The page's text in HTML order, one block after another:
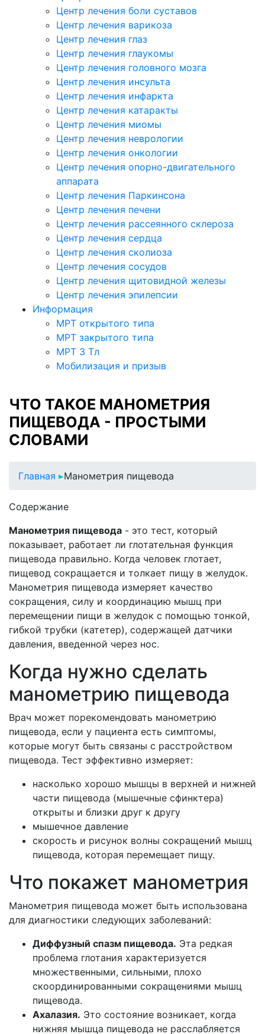
Центр лечения боли суставов
Центр лечения варикоза
Центр лечения глаз
Центр лечения глаукомы
Центр лечения головного мозга
Центр лечения инсульта
Центр лечения инфаркта
Центр лечения катаракты
Центр лечения миомы
Центр лечения неврологии
Центр лечения онкологии
Центр лечения опорно-двигательного
аппарата
Центр лечения Паркинсона
Центр лечения печени
Центр лечения рассеянного склероза
Центр лечения сердца
Центр лечения сколиоза
Центр лечения сосудов
Центр лечения щитовидной железы
Центр лечения эпилепсии
Информация
МРТ открытого типа
МРТ закрытого типа
МРТ 3 Тл
Мобилизация и призыв
ЧТО ТАКОЕ МАНОМЕТРИЯ
ПИЩЕВОДА - ПРОСТЫМИ
СЛОВАМИ
Главная Манометрия пищевода
Содержание
Манометрия пищевода - это тест, который
показывает, работает ли глотательная функция
пищевода правильно. Когда человек глотает,
пищевод сокращается и толкает пищу в желудок.
Манометрия пищевода измеряет качество
сокращения, силу и координацию мышц при
перемещении пищи в желудок с помощью тонкой,
гибкой трубки (катетер), содержащей датчики
давления, введенной через нос.
Когда нужно сделать
манометрию пищевода
Врач может порекомендовать манометрию
пищевода, если у пациента есть симптомы,
которые могут быть связаны с расстройством
пищевода. Тест эффективно измеряет:
насколько хорошо мышцы в верхней и нижней
части пищевода (мышечные сфинктера)
открыты и близки друг к другу
мышечное давление
скорость и рисунок волны сокращений мышц
пищевода, которая перемещает пищу.
Что покажет манометрия
Манометрия пищевода может быть использована
для диагностики следующих заболеваний:
Диффузный спазм пищевода. Эта редкая
проблема глотания характеризуется
множественными, сильными, плохо
скоординированными сокращениями мышц
пищевода.
Ахалазия. Это состояние возникает, когда
нижняя мышца пищевода не расслабляется